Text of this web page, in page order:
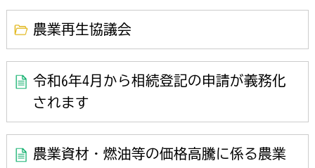
農業再生協議会
令和6年4月から相続登記の申請が義務化
されます
農業資材・燃油等の価格高騰に係る農業